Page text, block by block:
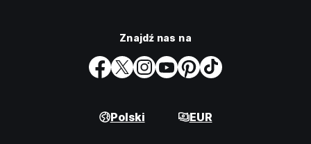
Znajdź nas na
Polski EUR